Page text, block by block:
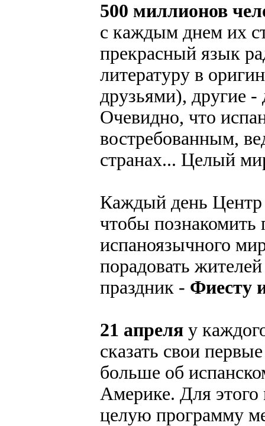
500 миллионов
с каждым днем их
прекрасный язык
литературу в
друзьями), другие -
Очевидно, что
востребованным,
странах... Целый
Каждый день
чтобы познакомить
испаноязычного
порадовать
праздник - Фиесту
21 апреля у
сказать свои
больше об
Америке. Для
целую программу